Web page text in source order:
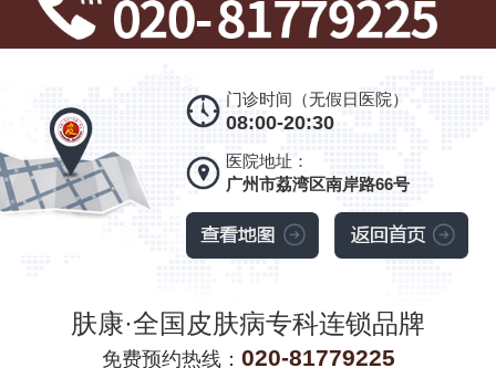
门诊时间（无假日医院）
08:00-20:30
医院地址：
广州市荔湾区南岸路66号
肤康·全国皮肤病专科连锁品牌
免费预约热线： 020-81779225